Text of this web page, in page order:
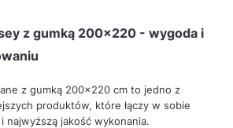
z gumką 200x220 - wygoda i
z gumką 200x220 cm to jedno z
produktów, które łączy w sobie
najwyższą jakość wykonania.